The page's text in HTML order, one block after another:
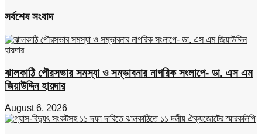
সর্বশেষ সংবাদ
ঝালকাঠি পৌরসভার সমস্যা ও সম্ভাবনার নাগরিক সংলাপে- ডা. এস এম
জিয়াউদ্দিন হায়দার
August 6, 2026